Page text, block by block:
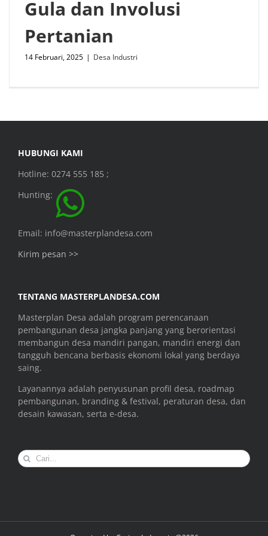
Gula dan Involusi
Pertanian
14 Februari, 2025 | Desa Industri
HUBUNGI KAMI
Hotline: 0274 555 185 ;
Hunting:
Email: info@masterplandesa.com
Kirim pesan >>
TENTANG MASTERPLANDESA.COM
Masterplan Desa adalah program perencanaan
pembangunan desa jangka panjang yang berorientasi
membangun desa mandiri pangan, mandiri energi dan
tangguh bencana berbasis ekonomi lokal yang berdaya
saing.
Layanannya adalah penyusunan profil desa, roadmap
pembangunan, branding & festival, peraturan desa, dan
desain kawasan, serta e-desa.
Search
for: